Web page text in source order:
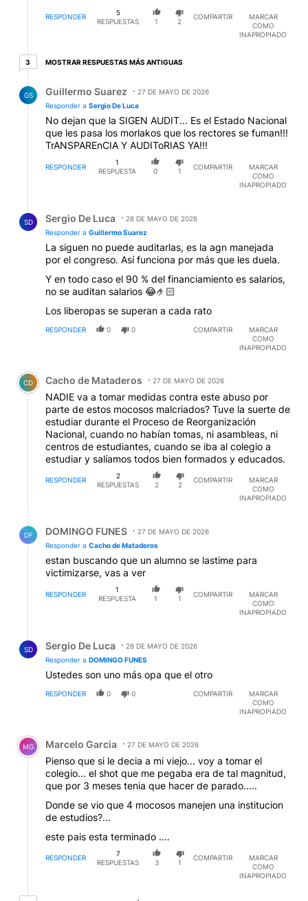
APLAUDEN UNA ACTITUD SUPER
ANTIDEMOCRATICA . COMO NO APLICAR UNA LEY
DICTADA EN EL CONGRESO Y UN FALLO JUDICIAL
RESPONDER
5
RESPUESTAS
1 2
COMPARTIR
MARCAR
COMO
INAPROPIADO
33 respuestas más antiguas
MOSTRAR RESPUESTAS MÁS ANTIGUAS
GS Guillermo Suarez
27 DE MAYO DE 2026
Responder a Sergio De Luca
No dejan que la SIGEN AUDIT... Es el Estado Nacional
que les pasa los morlakos que los rectores se fuman!!!
TrANSPAREnCIA Y AUDIToRIAS YA!!!
RESPONDER
1
RESPUESTA
0 1
COMPARTIR
MARCAR
COMO
INAPROPIADO
SD Sergio De Luca
28 DE MAYO DE 2026
Responder a Guillermo Suarez
La siguen no puede auditarlas, es la agn manejada
por el congreso. Así funciona por más que les duela.
Y en todo caso el 90 % del financiamiento es salarios,
no se auditan salarios 😂🤌🏻
Los liberopas se superan a cada rato
RESPONDER 0 0 COMPARTIR
MARCAR
COMO
INAPROPIADO
Comentario de Cacho de Mataderos.
CD Cacho de Mataderos 27 DE MAYO DE 2026
NADIE va a tomar medidas contra este abuso por
parte de estos mocosos malcriados? Tuve la suerte de
estudiar durante el Proceso de Reorganización
Nacional, cuando no habían tomas, ni asambleas, ni
centros de estudiantes, cuando se iba al colegio a
estudiar y salíamos todos bien formados y educados.
RESPONDER
2
RESPUESTAS
2 2
COMPARTIR
MARCAR
COMO
INAPROPIADO
DF DOMINGO FUNES
27 DE MAYO DE 2026
Responder a Cacho de Mataderos
estan buscando que un alumno se lastime para
victimizarse, vas a ver
RESPONDER
1
RESPUESTA
1 1
COMPARTIR
MARCAR
COMO
INAPROPIADO
SD Sergio De Luca
28 DE MAYO DE 2026
Responder a DOMINGO FUNES
Ustedes son uno más opa que el otro
RESPONDER 0 0 COMPARTIR
MARCAR
COMO
INAPROPIADO
Comentario de Marcelo Garcia.
MG Marcelo Garcia 27 DE MAYO DE 2026
Pienso que si le decia a mi viejo... voy a tomar el
colegio... el shot que me pegaba era de tal magnitud,
que por 3 meses tenia que hacer de parado.....
Donde se vio que 4 mocosos manejen una institucion
de estudios?...
este pais esta terminado ....
RESPONDER
7
RESPUESTAS
3 1
COMPARTIR
MARCAR
COMO
INAPROPIADO